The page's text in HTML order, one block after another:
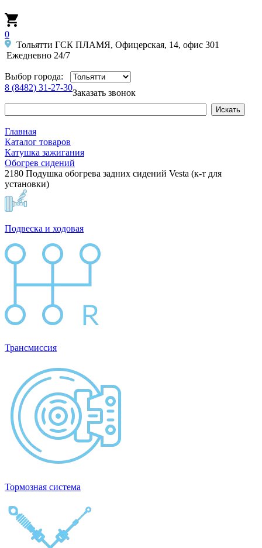
0
Тольятти ГСК ПЛАМЯ, Офицерская, 14, офис 301
Ежедневно 24/7
Выбор города:
8 (8482) 31-27-30
Заказать звонок
Главная
Каталог товаров
Катушка зажигания
Обогрев сидений
2180 Подушка обогрева задних сидений Vesta (к-т для
установки)
Подвеска и ходовая
Трансмиссия
Тормозная система